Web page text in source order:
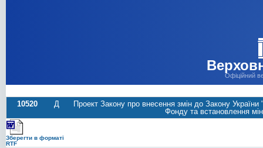
Офіційний
10520 Д
Проект Закону про внесення змін до Закону
Фонду та встановлення
Зберегти в форматі
RTF